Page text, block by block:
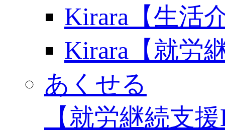
Kirara【生活
Kirara【就労
あくせる
【就労継続支